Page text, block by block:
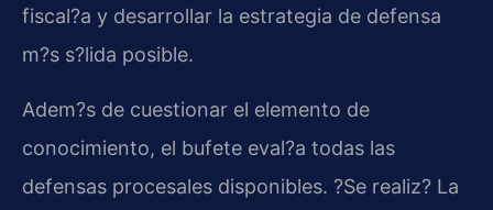
fiscal?a y desarrollar la estrategia de defensa
m?s s?lida posible.
Adem?s de cuestionar el elemento de
conocimiento, el bufete eval?a todas las
defensas procesales disponibles. ?Se realiz? La